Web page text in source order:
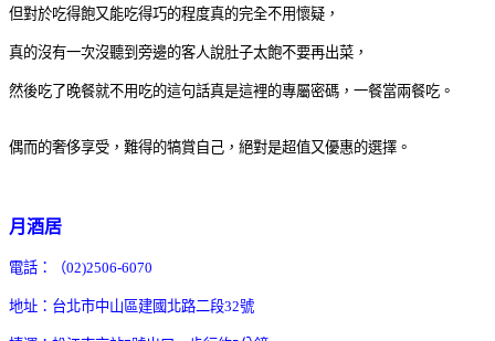
但對於吃得飽又能吃得巧的程度真的完全不用懷疑，
真的沒有一次沒聽到旁邊的客人說肚子太飽不要再出菜，
然後吃了晚餐就不用吃的這句話真是這裡的專屬密碼，一餐當兩餐吃。
偶而的奢侈享受，難得的犒賞自己，絕對是超值又優惠的選擇。
月酒居
電話：（02)2506-6070
地址：台北市中山區建國北路二段32號